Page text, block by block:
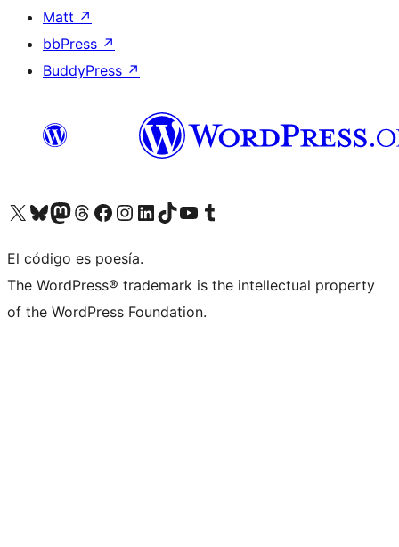
Matt ↗
bbPress ↗
BuddyPress ↗
Visit our X (formerly Twitter) account
Visit our Bluesky account
Visit our Mastodon account
Visit our Threads account
Visita nuestra página de Facebook
Visita nuestra cuenta de Instagram
Visita nuestra cuenta de LinkedIn
Visit our TikTok account
Visita nuestro canal de YouTube
Visit our Tumblr account
El código es poesía.
The WordPress® trademark is the intellectual property
of the WordPress Foundation.